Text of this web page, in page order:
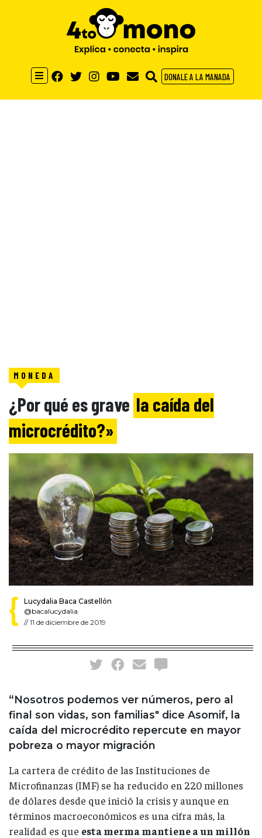
DONALE A LA MANADA
MONEDA
¿Por qué es grave la caída del
microcrédito?»
Lucydalia Baca Castellón
@bacalucydalia
//11 de diciembre de 2019
“Nosotros podemos ver números, pero al
final son vidas, son familias" dice Asomif, la
caída del microcrédito repercute en mayor
pobreza o mayor migración
La cartera de crédito de las Instituciones de
Microfinanzas (IMF) se ha reducido en 220 millones
de dólares desde que inició la crisis y aunque en
términos macroeconómicos es una cifra más, la
realidad es que esta merma mantiene a un millón